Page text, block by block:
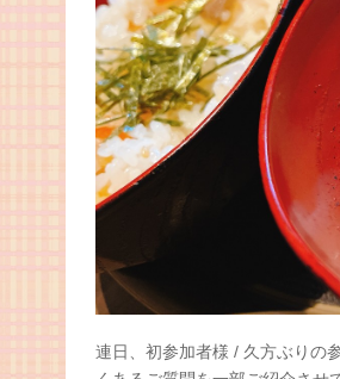
連日、初参加者様 / 久方ぶりの